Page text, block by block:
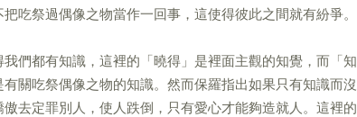
吃祭過偶像之物當作一回事，這使得彼此之間就有紛爭。
們都有知識，這裡的「曉得」是裡面主觀的知覺，而「知
關吃祭偶像之物的知識。然而保羅指出如果只有知識而沒
去定罪別人，使人跌倒，只有愛心才能夠造就人。這裡的